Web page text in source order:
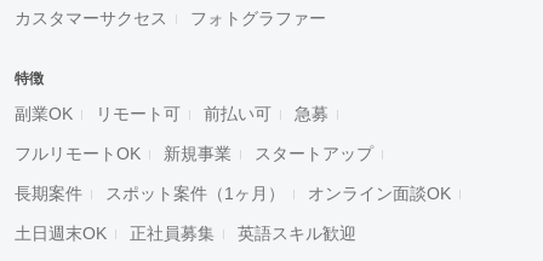
カスタマーサクセス フォトグラファー
特徴
副業OK リモート可 前払い可 急募
フルリモートOK 新規事業 スタートアップ
長期案件 スポット案件（1ヶ月） オンライン面談OK
土日週末OK 正社員募集 英語スキル歓迎